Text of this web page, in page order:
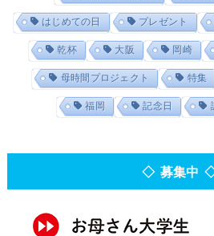
はじめての日 プレゼント
乾杯 大阪 岡崎
母時間プロジェクト 特集
福岡 記念日
◇ 募集中